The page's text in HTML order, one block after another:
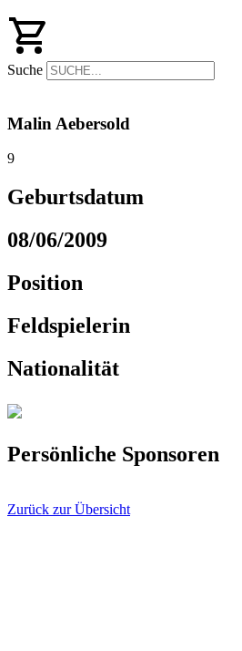
Suche
Malin Aebersold
9
Geburtsdatum
08/06/2009
Position
Feldspielerin
Nationalität
Persönliche Sponsoren
Zurück zur Übersicht